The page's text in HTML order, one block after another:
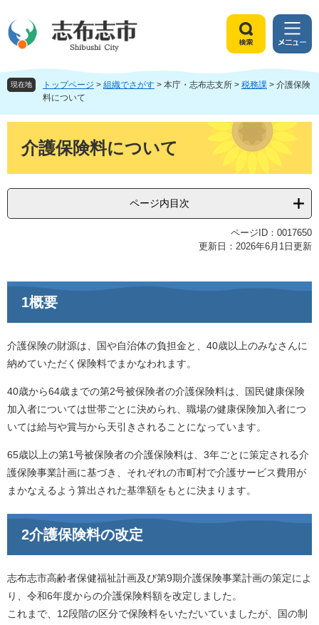
ジ
頭
ュ
飛
へ
索
メ
ニ
ュ
ー
現在地 トップページ > 組織でさがす > 本庁・志布志支所 > 税務課 > 介護保険
料について
介護保険料について
ページ内目次
ページID：0017650
更新日：2026年6月1日更新
1概要
介護保険の財源は、国や自治体の負担金と、40歳以上のみなさんに
納めていただく保険料でまかなわれます。
40歳から64歳までの第2号被保険者の介護保険料は、国民健康保険
加入者については世帯ごとに決められ、職場の健康保険加入者につ
いては給与や賞与から天引きされることになっています。
65歳以上の第1号被保険者の介護保険料は、3年ごとに策定される介
護保険事業計画に基づき、それぞれの市町村で介護サービス費用が
まかなえるよう算出された基準額をもとに決まります。
2介護保険料の改定
志布志市高齢者保健福祉計画及び第9期介護保険事業計画の策定によ
り、令和6年度からの介護保険料額を改定しました。
これまで、12段階の区分で保険料をいただいていましたが、国の制